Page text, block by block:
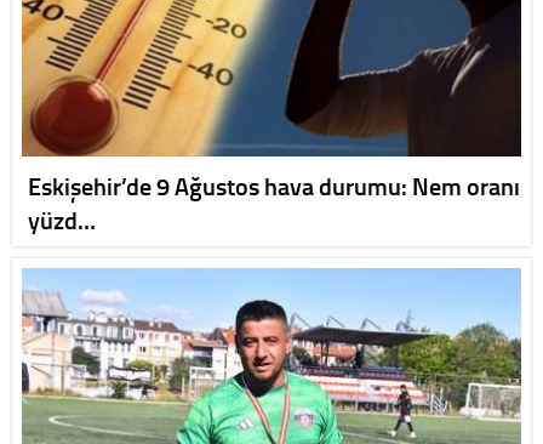
Eskişehir’de 9 Ağustos hava durumu: Nem oranı
yüzd…